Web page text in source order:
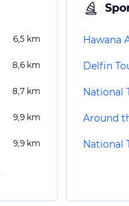
6,5 km
8,6 km
8,7 km
9,9 km
9,9 km
Hawana
Delfin
National
National